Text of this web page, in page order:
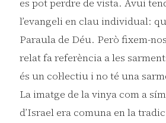
es pot perdre de vista. Avui
l’evangeli en clau individual:
Paraula de Déu. Però fixem-
relat fa referència a les
és un col·lectiu i no té una
La imatge de la vinya com a
d’Israel era comuna en la